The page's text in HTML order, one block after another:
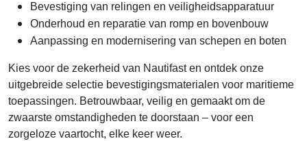
Bevestiging van relingen en veiligheidsapparatuur
Onderhoud en reparatie van romp en bovenbouw
Aanpassing en modernisering van schepen en boten
Kies voor de zekerheid van Nautifast en ontdek onze
uitgebreide selectie bevestigingsmaterialen voor maritieme
toepassingen. Betrouwbaar, veilig en gemaakt om de
zwaarste omstandigheden te doorstaan – voor een
zorgeloze vaartocht, elke keer weer.